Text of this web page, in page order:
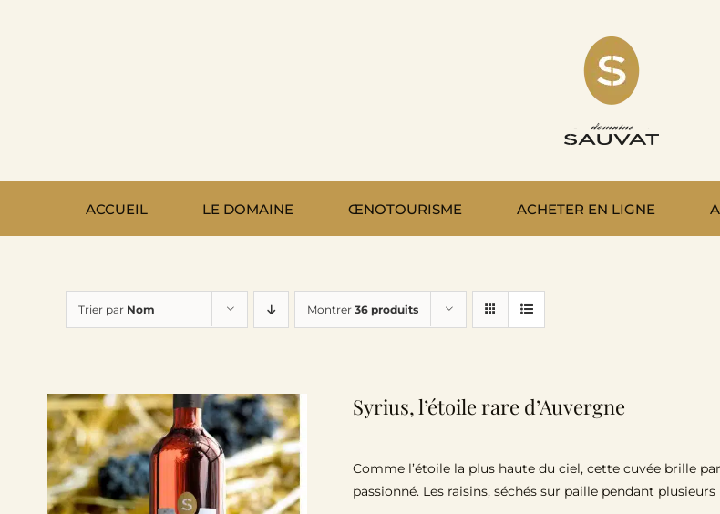
ACCUEIL LE DOMAINE ŒNOTOURISME ACHETER EN LIGNE
Trier par Nom Montrer 36 produits
Syrius, l’étoile rare d’Auvergne
Comme l’étoile la plus haute du ciel, cette cuvée brille
passionné. Les raisins, séchés sur paille pendant